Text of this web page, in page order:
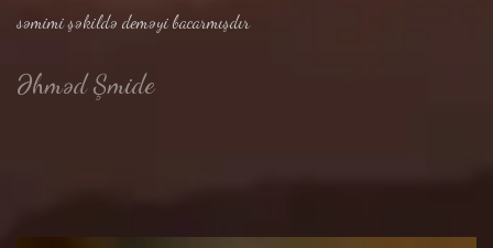
səmimi şəkildə deməyi bacarmışdır
Əhməd Şmide